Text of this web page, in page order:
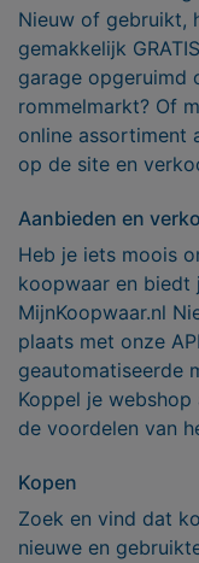
Nieuw of gebruikt,
gemakkelijk
garage opgeruimd
rommelmarkt? Of
online assortiment
op de site en
Aanbieden en
Heb je iets moois
koopwaar en
MijnKoopwaar.nl
plaats met onze
geautomatiseerde
Koppel je
de voordelen van
Kopen
Zoek en vind dat
nieuwe en